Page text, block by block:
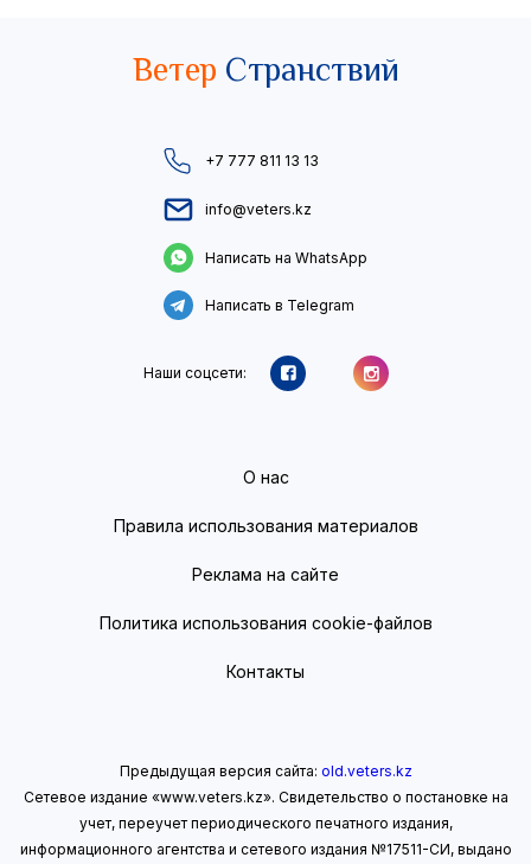
Ветер Странствий
+7 777 811 13 13
info@veters.kz
Написать на WhatsApp
Написать в Telegram
Наши соцсети:
О нас
Правила использования материалов
Реклама на сайте
Политика использования cookie-файлов
Контакты
Предыдущая версия сайта: old.veters.kz
Сетевое издание «www.veters.kz». Свидетельство о постановке на
учет, переучет периодического печатного издания,
информационного агентства и сетевого издания №17511-СИ, выдано